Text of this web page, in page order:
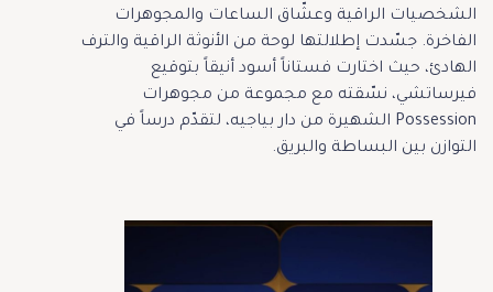
الشخصيات الراقية وعشّاق الساعات والمجوهرات
الفاخرة. جسّدت إطلالتها لوحة من الأنوثة الراقية والترف
الهادئ، حيث اختارت فستاناً أسود أنيقاً بتوقيع
فيرساتشي، نسّقته مع مجموعة من مجوهرات
Possession الشهيرة من دار بياجيه، لتقدّم درساً في
التوازن بين البساطة والبريق.